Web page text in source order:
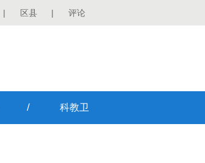
| 区县 | 评论
/ 科教卫